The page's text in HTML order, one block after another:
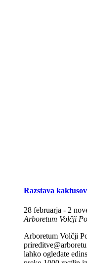
Razstava kaktusov
28 februarja - 2
Arboretum Volčji
Arboretum Volčji
lahko ogledate